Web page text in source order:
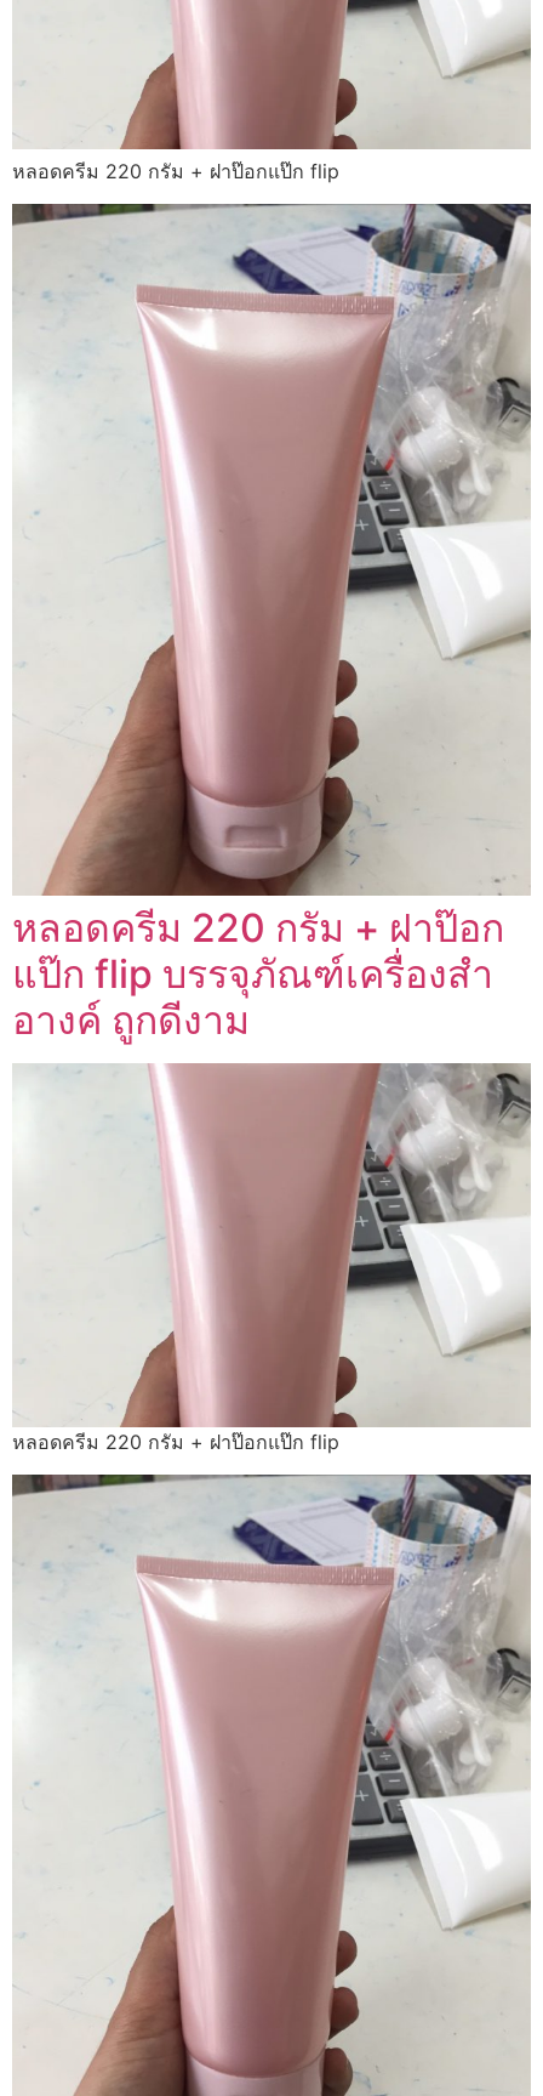
หลอดครีม 220 กรัม + ฝาป๊อกแป๊ก flip
หลอดครีม 220 กรัม + ฝาป๊อก
แป๊ก flip บรรจุภัณฑ์เครื่องสำ
อางค์ ถูกดีงาม
หลอดครีม 220 กรัม + ฝาป๊อกแป๊ก flip